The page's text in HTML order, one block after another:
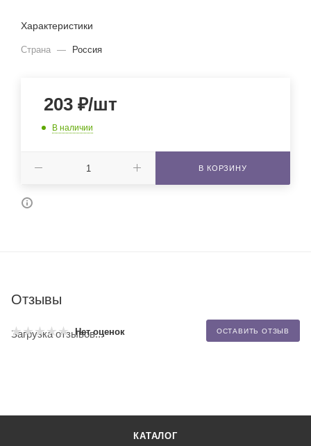
Характеристики
Страна — Россия
203 ₽/шт
В наличии
В КОРЗИНУ
Отзывы
Нет оценок ОСТАВИТЬ ОТЗЫВ
Загрузка отзывов...
КАТАЛОГ